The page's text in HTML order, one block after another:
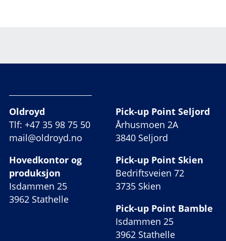
Oldroyd
Tlf: +47 35 98 75 50
mail@oldroyd.no
Hovedkontor og
produksjon
Isdammen 25
3962 Stathelle
Pick-up Point Seljord
Århusmoen 2A
3840 Seljord
Pick-up Point Skien
Bedriftsveien 72
3735 Skien
Pick-up Point Bamble
Isdammen 25
3962 Stathelle